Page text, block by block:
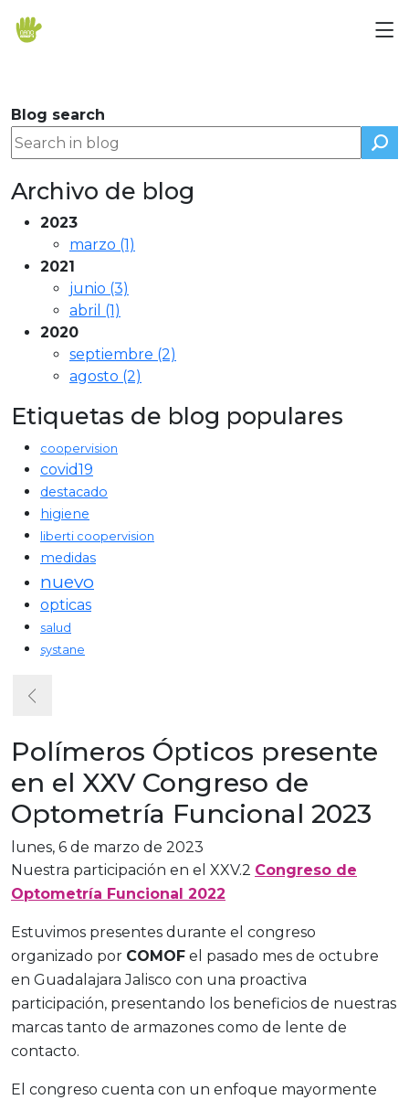
Blog search
Archivo de blog
2023
marzo (1)
2021
junio (3)
abril (1)
2020
septiembre (2)
agosto (2)
Etiquetas de blog populares
coopervision
covid19
destacado
higiene
liberti coopervision
medidas
nuevo
opticas
salud
systane
Polímeros Ópticos presente
en el XXV Congreso de
Optometría Funcional 2023
lunes, 6 de marzo de 2023
Nuestra participación en el XXV.2 Congreso de
Optometría Funcional 2022
Estuvimos presentes durante el congreso
organizado por COMOF el pasado mes de octubre
en Guadalajara Jalisco con una proactiva
participación, presentando los beneficios de nuestras
marcas tanto de armazones como de lente de
contacto.
El congreso cuenta con un enfoque mayormente